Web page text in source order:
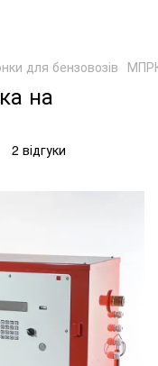
для бензовозів
на
2 відгуки